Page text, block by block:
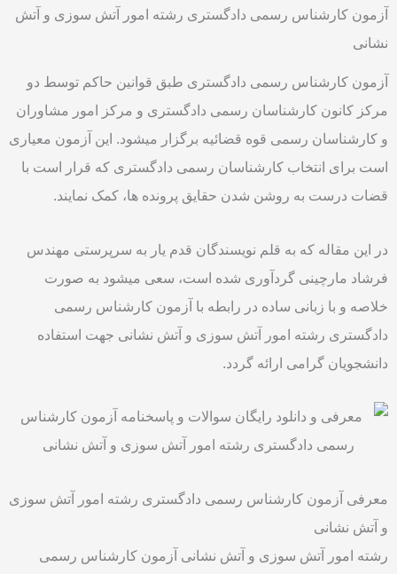
آزمون کارشناس رسمی دادگستری رشته امور آتش سوزی و آتش
نشانی
آزمون کارشناس رسمی دادگستری طبق قوانین حاکم توسط دو
مرکز کانون کارشناسان رسمی دادگستری و مرکز امور مشاوران
و کارشناسان رسمی قوه قضائیه برگزار میشود. این آزمون معیاری
است برای انتخاب کارشناسان رسمی دادگستری که قرار است با
قضات درست به روشن شدن حقایق پرونده ها، کمک نمایند.
در این مقاله که به قلم نویسندگان قدم یار به سرپرستی مهندس
فرشاد مارچینی گردآوری شده است، سعی میشود به صورت
خلاصه و با زبانی ساده در رابطه با آزمون کارشناس رسمی
دادگستری رشته امور آتش سوزی و آتش نشانی جهت استفاده
دانشجویان گرامی ارائه گردد.
معرفی آزمون کارشناس رسمی دادگستری رشته امور آتش سوزی
و آتش نشانی
رشته امور آتش سوزی و آتش نشانی آزمون کارشناس رسمی